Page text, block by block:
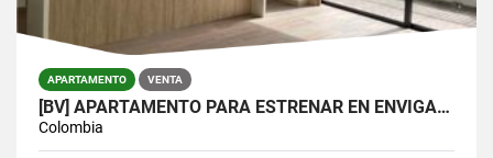
APARTAMENTO VENTA
[BV] APARTAMENTO PARA ESTRENAR EN ENVIGADO, PARTE BAJA DEL ESCOBERO
Colombia